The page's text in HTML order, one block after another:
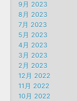
9月 2023
8月 2023
7月 2023
5月 2023
4月 2023
3月 2023
2月 2023
12月 2022
11月 2022
10月 2022